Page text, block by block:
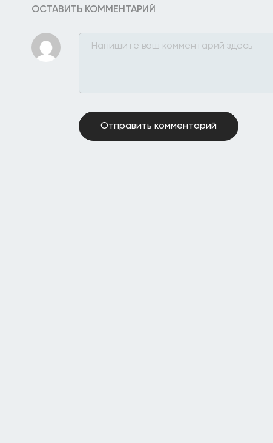
ОСТАВИТЬ КОММЕНТАРИЙ